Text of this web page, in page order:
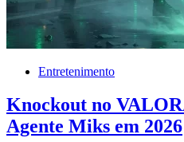
Entretenimento
Knockout no
Agente Miks em 2026